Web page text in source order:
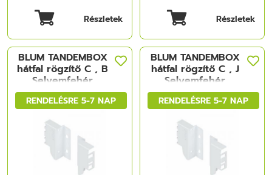
Részletek Részletek
RENDELÉSRE 5-7 NAP
BLUM TANDEMBOX
hátfal rögzítő C , B
Selyemfehér
RENDELÉSRE 5-7 NAP
BLUM TANDEMBOX
hátfal rögzítő C , J
Selyemfehér